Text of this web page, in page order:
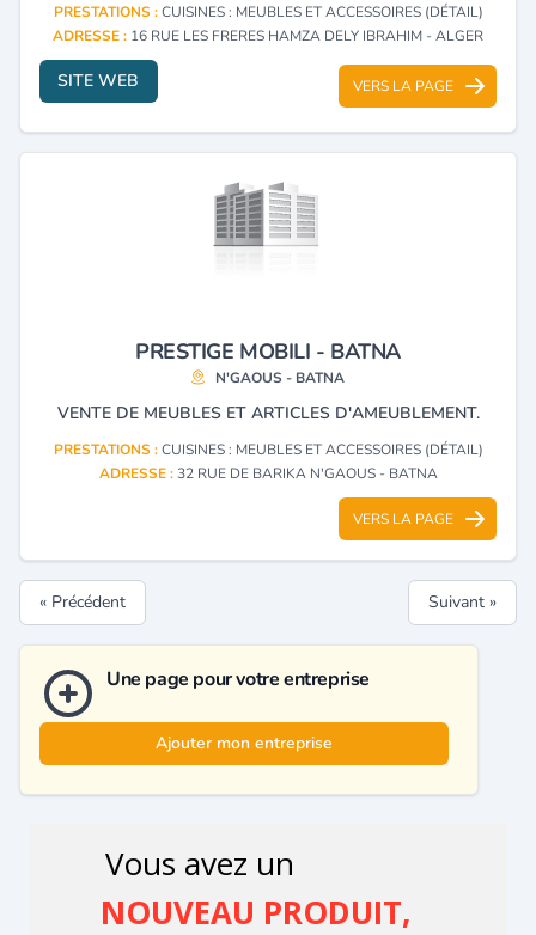
PRESTATIONS :CUISINES : MEUBLES ET ACCESSOIRES (DÉTAIL)
ADRESSE : 16 RUE LES FRERES HAMZA DELY IBRAHIM - ALGER
SITE WEB VERS LA PAGE
PRESTIGE MOBILI - BATNA
N'GAOUS - BATNA
VENTE DE MEUBLES ET ARTICLES D'AMEUBLEMENT.
PRESTATIONS :CUISINES : MEUBLES ET ACCESSOIRES (DÉTAIL)
ADRESSE :32 RUE DE BARIKA N'GAOUS - BATNA
VERS LA PAGE
« Précédent Suivant »
Une page pour votre entreprise
Ajouter mon entreprise